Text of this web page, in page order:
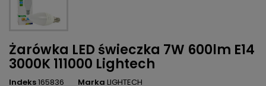
Żarówka LED świeczka 7W 600lm E14
3000K 111000 Lightech
Indeks165836 Marka LIGHTECH